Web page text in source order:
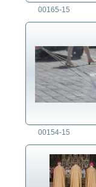
00165-15
00154-15